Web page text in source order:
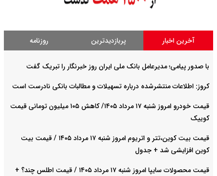
آخرین اخبار پربازدیدترین روزنامه
با صدور پیامی؛ مدیرعامل بانک ملی ایران روز خبرنگار را تبریک گفت
کروز: اطلاعات منتشرشده درباره تسهیلات و مطالبات بانکی نادرست است
قیمت خودرو امروز شنبه ۱۷ مرداد ۱۴۰۵/ کاهش ۱۰۵ میلیون تومانی قیمت
کوییک
قیمت بیت کوین،تتر و اتریوم امروز شنبه ۱۷ مرداد ۱۴۰۵ / قیمت بیت
کوین افزایشی شد + جدول
قیمت محصولات سایپا امروز شنبه ۱۷ مرداد ۱۴۰۵ / قیمت اطلس چند؟ +